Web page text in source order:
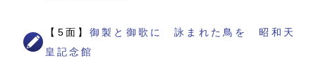
【5面】御製と御歌に 詠まれた鳥を 昭和天
皇記念館